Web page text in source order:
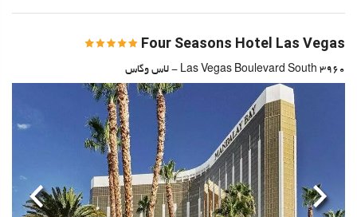
Four Seasons Hotel Las Vegas
3960 Las Vegas Boulevard South - لاس وگاس
قبلی بعدی